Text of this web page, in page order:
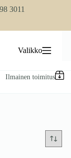
3011
Valikko
Ilmainen toimitus